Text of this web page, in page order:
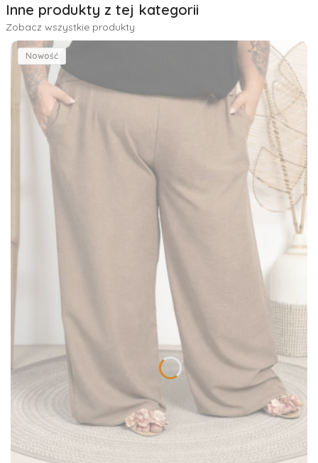
Inne produkty z tej kategorii
Zobacz wszystkie produkty
Nowość